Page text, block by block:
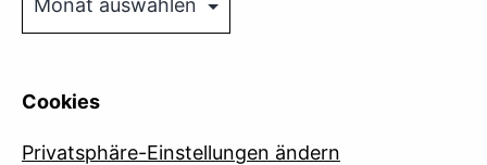
Cookies
Privatsphäre-Einstellungen ändern